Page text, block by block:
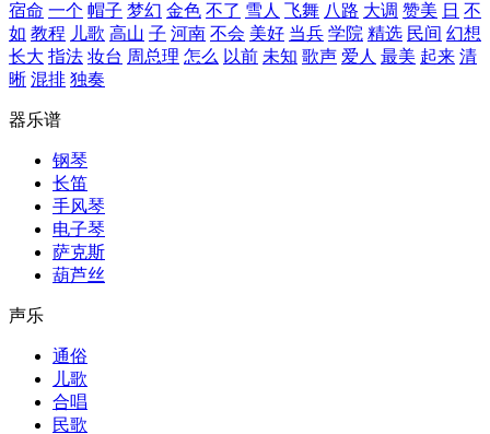
宿命 一个 帽子 梦幻 金色 不了 雪人 飞舞 八路 大调 赞美 日 不
如 教程 儿歌 高山 子 河南 不会 美好 当兵 学院 精选 民间 幻想
长大 指法 妆台 周总理 怎么 以前 未知 歌声 爱人 最美 起来 清
晰 混排 独奏
器乐谱
钢琴
长笛
手风琴
电子琴
萨克斯
葫芦丝
声乐
通俗
儿歌
合唱
民歌